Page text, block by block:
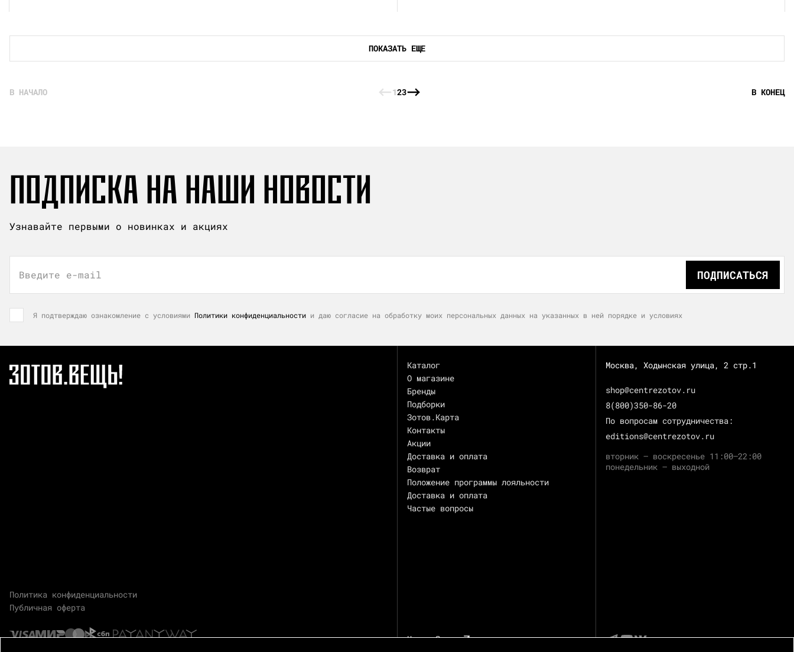
ПОКАЗАТЬ ЕЩЕ
В НАЧАЛО 123 В КОНЕЦ
ПОДПИСКА НА НАШИ НОВОСТИ
Узнавайте первыми о новинках и акциях
Введите e-mail ПОДПИСАТЬСЯ
Я подтверждаю ознакомление с условиями Политики конфиденциальности и даю согласие на обработку моих персональных данных на указанных в ней порядке и условиях
Политика конфиденциальности
Публичная оферта
Каталог
О магазине
Бренды
Подборки
Зотов.Карта
Контакты
Акции
Доставка и оплата
Возврат
Положение программы лояльности
Доставка и оплата
Частые вопросы
Центр Зотов
Москва, Ходынская улица, 2 стр.1
shop@centrezotov.ru
8(800)350-86-20
По вопросам сотрудничества:
editions@centrezotov.ru
вторник — воскресенье 11:00–22:00
понедельник — выходной